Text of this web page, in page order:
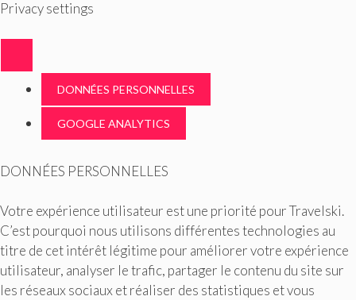
Privacy settings
DONNÉES PERSONNELLES
GOOGLE ANALYTICS
DONNÉES PERSONNELLES
Votre expérience utilisateur est une priorité pour Travelski.
C’est pourquoi nous utilisons différentes technologies au
titre de cet intérêt légitime pour améliorer votre expérience
utilisateur, analyser le trafic, partager le contenu du site sur
les réseaux sociaux et réaliser des statistiques et vous